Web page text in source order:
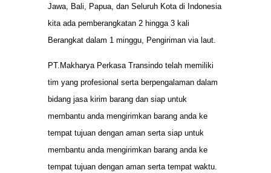
Jawa, Bali, Papua, dan Seluruh Kota di Indonesia
kita ada pemberangkatan 2 hingga 3 kali
Berangkat dalam 1 minggu, Pengiriman via laut.
PT.Makharya Perkasa Transindo telah memiliki
tim yang profesional serta berpengalaman dalam
bidang jasa kirim barang dan siap untuk
membantu anda mengirimkan barang anda ke
tempat tujuan dengan aman serta siap untuk
membantu anda mengirimkan barang anda ke
tempat tujuan dengan aman serta tempat waktu.